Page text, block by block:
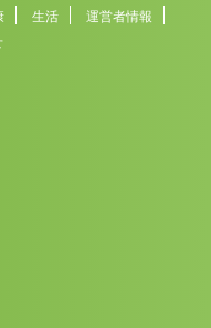
生活
運営者情報